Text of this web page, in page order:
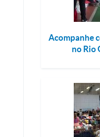
Acompanhe
no Rio